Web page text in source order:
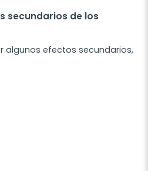
secundarios de los
algunos efectos secundarios,